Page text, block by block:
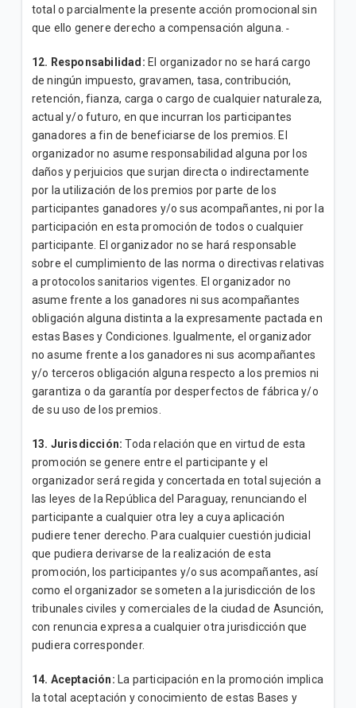
total o parcialmente la presente acción promocional sin
que ello genere derecho a compensación alguna.
12. Responsabilidad: El organizador no se hará cargo
de ningún impuesto, gravamen, tasa, contribución,
retención, fianza, carga o cargo de cualquier naturaleza,
actual y/o futuro, en que incurran los participantes
ganadores a fin de beneficiarse de los premios. El
organizador no asume responsabilidad alguna por los
daños y perjuicios que surjan directa o indirectamente
por la utilización de los premios por parte de los
participantes ganadores y/o sus acompañantes, ni por la
participación en esta promoción de todos o cualquier
participante. El organizador no se hará responsable
sobre el cumplimiento de las norma o directivas relativas
a protocolos sanitarios vigentes. El organizador no
asume frente a los ganadores ni sus acompañantes
obligación alguna distinta a la expresamente pactada en
estas Bases y Condiciones. Igualmente, el organizador
no asume frente a los ganadores ni sus acompañantes
y/o terceros obligación alguna respecto a los premios ni
garantiza o da garantía por desperfectos de fábrica y/o
de su uso de los premios.
13. Jurisdicción: Toda relación que en virtud de esta
promoción se genere entre el participante y el
organizador será regida y concertada en total sujeción a
las leyes de la República del Paraguay, renunciando el
participante a cualquier otra ley a cuya aplicación
pudiere tener derecho. Para cualquier cuestión judicial
que pudiera derivarse de la realización de esta
promoción, los participantes y/o sus acompañantes, así
como el organizador se someten a la jurisdicción de los
tribunales civiles y comerciales de la ciudad de Asunción,
con renuncia expresa a cualquier otra jurisdicción que
pudiera corresponder.
14. Aceptación: La participación en la promoción implica
la total aceptación y conocimiento de estas Bases y